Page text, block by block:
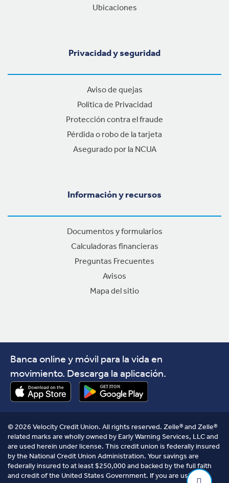
Ubicaciones
Privacidad y seguridad
Aviso de quejas
Política de Privacidad
Protección contra el fraude
Pérdida o robo de la tarjeta
Asegurado por la NCUA
Información y recursos
Documentos y formularios
Calculadoras financieras
Preguntas Frecuentes
Avisos
Mapa del sitio
Banca online y móvil para la vida en
movimiento. Descarga la aplicación.
© 2026 Velocity Credit Union. All rights reserved. Zelle® and Zelle®
related marks are wholly owned by Early Warning Services, LLC and
are used herein under license. This credit union is federally insured
by the National Credit Union Administration. Your savings are
federally insured to at least $250,000 and backed by the full faith
and credit of the United States Government. If you are using a